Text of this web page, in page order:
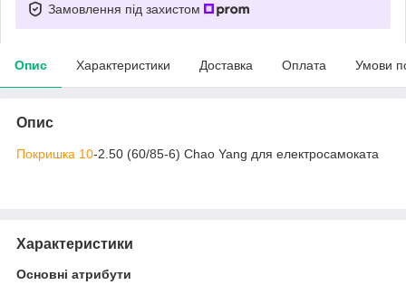
Замовлення під захистом
Опис Характеристики Доставка Оплата Умови
Опис
Покришка 10-2.50 (60/85-6) Chao Yang для електросамоката
Характеристики
Основні атрибути